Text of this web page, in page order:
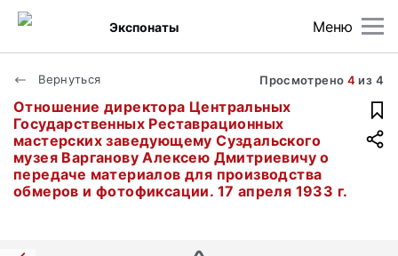
Меню
Экспонаты
Вернуться Просмотрено 4 из 4
Отношение директора Центральных
Государственных Реставрационных
мастерских заведующему Суздальского
музея Варганову Алексею Дмитриевичу о
передаче материалов для производства
обмеров и фотофиксации. 17 апреля 1933 г.